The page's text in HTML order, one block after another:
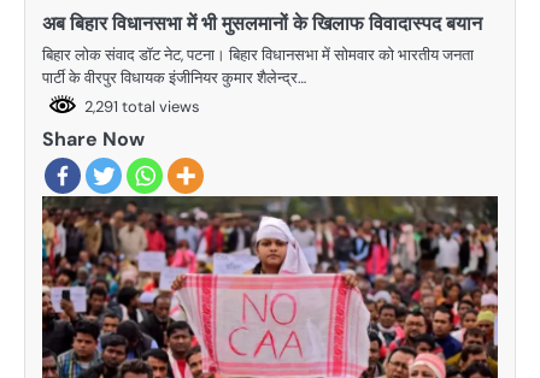
अब बिहार विधानसभा में भी मुसलमानों के खिलाफ विवादास्पद बयान
बिहार लोक संवाद डाॅट नेट, पटना। बिहार विधानसभा में सोमवार को भारतीय जनता
पार्टी के वीरपुर विधायक इंजीनियर कुमार शैलेन्द्र…
2,291 total views
Share Now